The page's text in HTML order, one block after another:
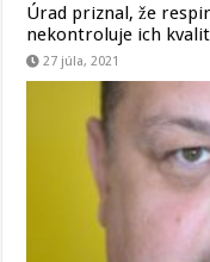
Úrad priznal, že
nekontroluje ich
27 júla, 2021